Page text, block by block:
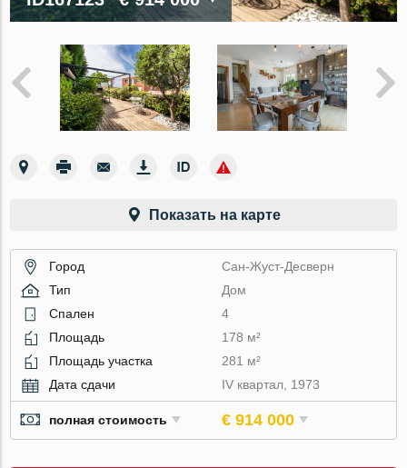
Показать на карте
Город
Сан-Жуст-Десверн
Тип
Дом
Спален
4
Площадь
178 м²
Площадь участка
281 м²
Дата сдачи
IV квартал, 1973
полная стоимость € 914 000